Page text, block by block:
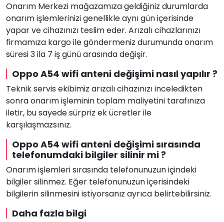
Onarım Merkezi mağazamıza geldiğiniz durumlarda
onarım işlemlerinizi genellikle aynı gün içerisinde
yapar ve cihazınızı teslim eder. Arızalı cihazlarınızı
firmamıza kargo ile göndermeniz durumunda onarım
süresi 3 ila 7 iş günü arasında değişir.
Oppo A54 wifi anteni değişimi nasıl yapılır ?
Teknik servis ekibimiz arızalı cihazınızı inceledikten
sonra onarım işleminin toplam maliyetini tarafınıza
iletir, bu sayede sürpriz ek ücretler ile
karşılaşmazsınız.
Oppo A54 wifi anteni değişimi sırasında
telefonumdaki bilgiler silinir mi ?
Onarım işlemleri sırasında telefonunuzun içindeki
bilgiler silinmez. Eğer telefonunuzun içerisindeki
bilgilerin silinmesini istiyorsanız ayrıca belirtebilirsiniz.
Daha fazla bilgi